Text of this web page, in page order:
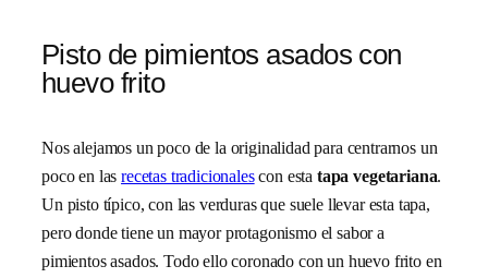
Pisto de pimientos asados con
huevo frito
Nos alejamos un poco de la originalidad para centrarnos un
poco en lasrecetas tradicionalescon esta tapa vegetariana.
Un pisto típico, con las verduras que suele llevar esta tapa,
pero donde tiene un mayor protagonismo el sabor a
pimientos asados. Todo ello coronado con un huevo frito en